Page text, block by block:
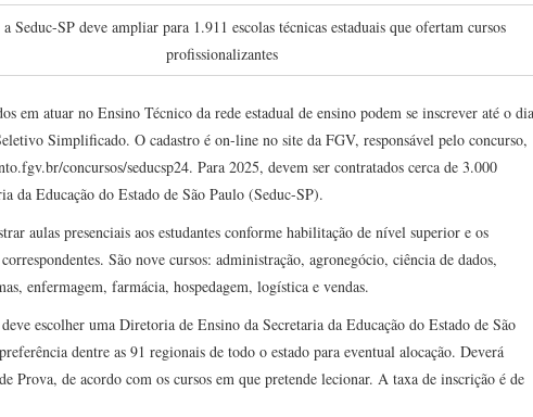
Seduc-SP deve ampliar para 1.911 escolas técnicas estaduais que ofertam cursos
profissionalizantes
em atuar no Ensino Técnico da rede estadual de ensino podem se inscrever até o dia
Simplificado. O cadastro é on-line no site da FGV, responsável pelo concurso,
concursos/seducsp24. Para 2025, devem ser contratados cerca de 3.000
da Educação do Estado de São Paulo (Seduc-SP).
aulas presenciais aos estudantes conforme habilitação de nível superior e os
São nove cursos: administração, agronegócio, ciência de dados,
enfermagem, farmácia, hospedagem, logística e vendas.
escolher uma Diretoria de Ensino da Secretaria da Educação do Estado de São
dentre as 91 regionais de todo o estado para eventual alocação. Deverá
Prova, de acordo com os cursos em que pretende lecionar. A taxa de inscrição é de